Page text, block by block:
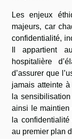
Les enjeux
majeurs, car
confidentialité,
Il appartient
hospitalière
d’assurer que
jamais atteinte
la
ainsi le maintien
la
au premier plan